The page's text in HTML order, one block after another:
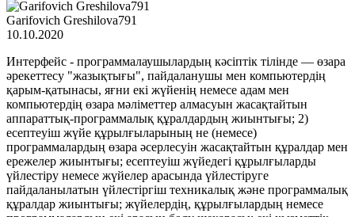
Garifovich Greshilova791
10.10.2020
Интерфейс - программалаушылардың кәсіптік тілінде — өзара
әрекеттесу "жазықтығы", пайдаланушы мен компьютердің
қарым-қатынасы, яғни екі жүйенің немесе адам мен
компьютердің өзара мәліметтер алмасуын жасақтайтын
аппараттық-программалық құралдардың жиынтығы; 2)
есептеуіш жүйе құрылғыларының не (немесе)
программалардың өзара әсерлесуін жасақтайтын құралдар мен
ережелер жиынтығы; есептеуіш жүйедегі құрылғыларды
үйлестіру немесе жүйелер арасында үйлестіруге
пайдаланылатын үйлестіргіш техникалық және программалық
құралдар жиынтығы; жүйелердің, құрылғылардың немесе